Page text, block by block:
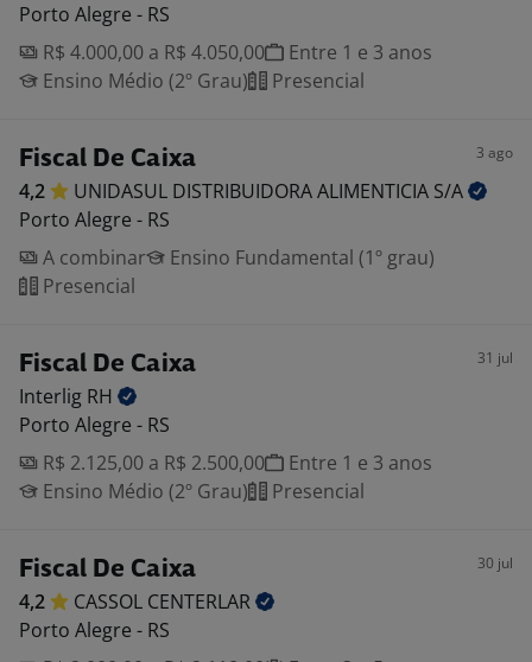
Porto Alegre - RS
R$ 4.000,00 a R$ 4.050,00
Entre 1 e 3 anos
Ensino Médio (2º Grau)
Presencial
Fiscal De Caixa 3 ago
4,2 UNIDASUL DISTRIBUIDORA ALIMENTICIA S/A
Porto Alegre - RS
A combinar
Ensino Fundamental (1º grau)
Presencial
Fiscal De Caixa 31 jul
Interlig RH
Porto Alegre - RS
R$ 2.125,00 a R$ 2.500,00
Entre 1 e 3 anos
Ensino Médio (2º Grau)
Presencial
Fiscal De Caixa 30 jul
4,2 CASSOL CENTERLAR
Porto Alegre - RS